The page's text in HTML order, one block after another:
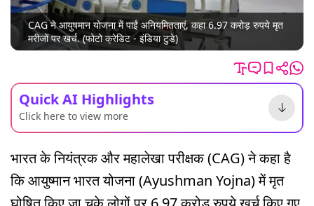
CAG ने आयुषमान योजना में पाईं अनियमितताएं, कहा 6.97 करोड़ रुपये मृत
मरीजों पर खर्च. (फोटो क्रेडिट - इंडिया टुडे)
Quick AI Highlights
Click here to view more
भारत के नियंत्रक और महालेखा परीक्षक (CAG) ने कहा है
कि आयुष्मान भारत योजना (Ayushman Yojna) में मृत